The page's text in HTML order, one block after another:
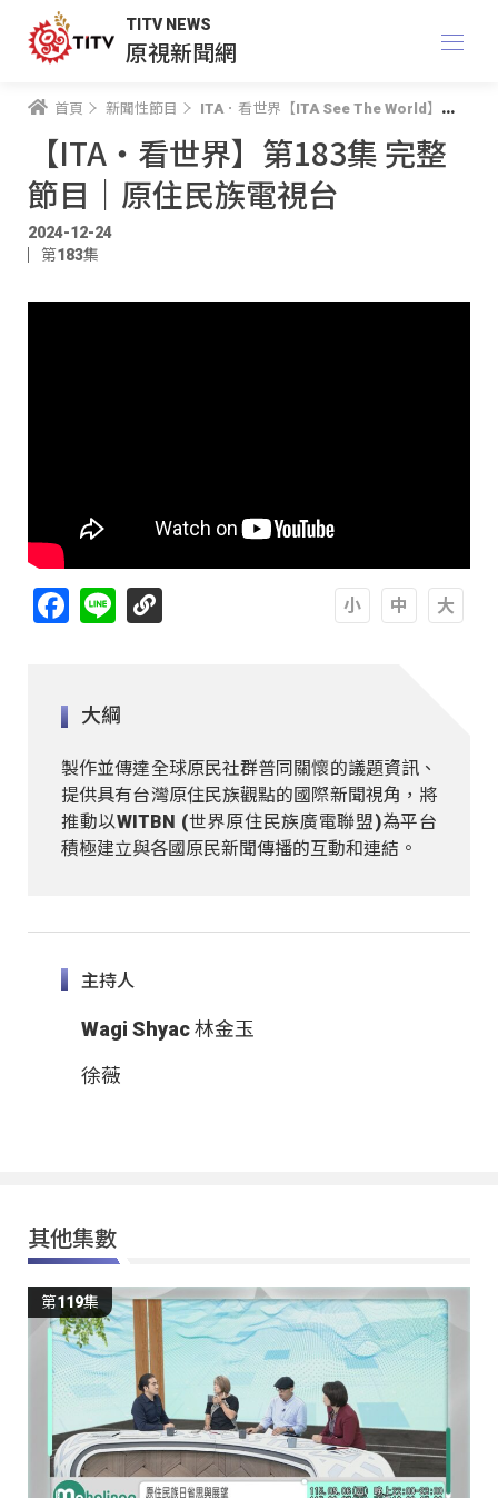
TITV NEWS
原視新聞網
首頁 新聞性節目 ITA．看世界【ITA See The World】
【ITA・看世界】第183集 完整
節目｜原住民族電視台
2024-12-24
第183集
Facebook
Line
大綱
製作並傳達全球原民社群普同關懷的議題資訊、
提供具有台灣原住民族觀點的國際新聞視角，將
推動以WITBN (世界原住民族廣電聯盟)為平台
積極建立與各國原民新聞傳播的互動和連結。
主持人
Wagi Shyac 林金玉
徐薇
其他集數
第119集